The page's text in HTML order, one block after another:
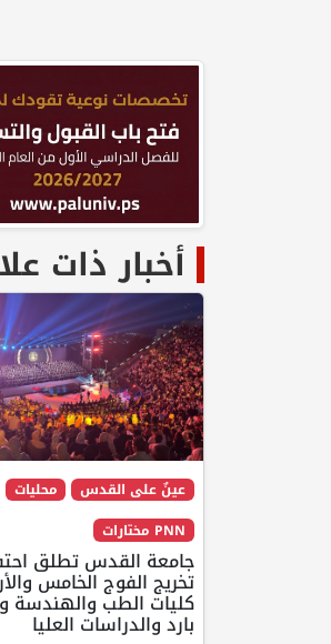
أخبار ذات
عينٌ على القدس
محليات
PNN مختارات
جامعة القدس تطلق
تخريج الفوج الخامس
كليات الطب والهندسة
بارد والدراسات العليا